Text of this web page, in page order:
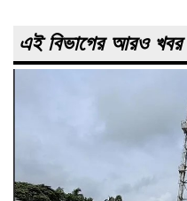
এই বিভাগের আরও খবর